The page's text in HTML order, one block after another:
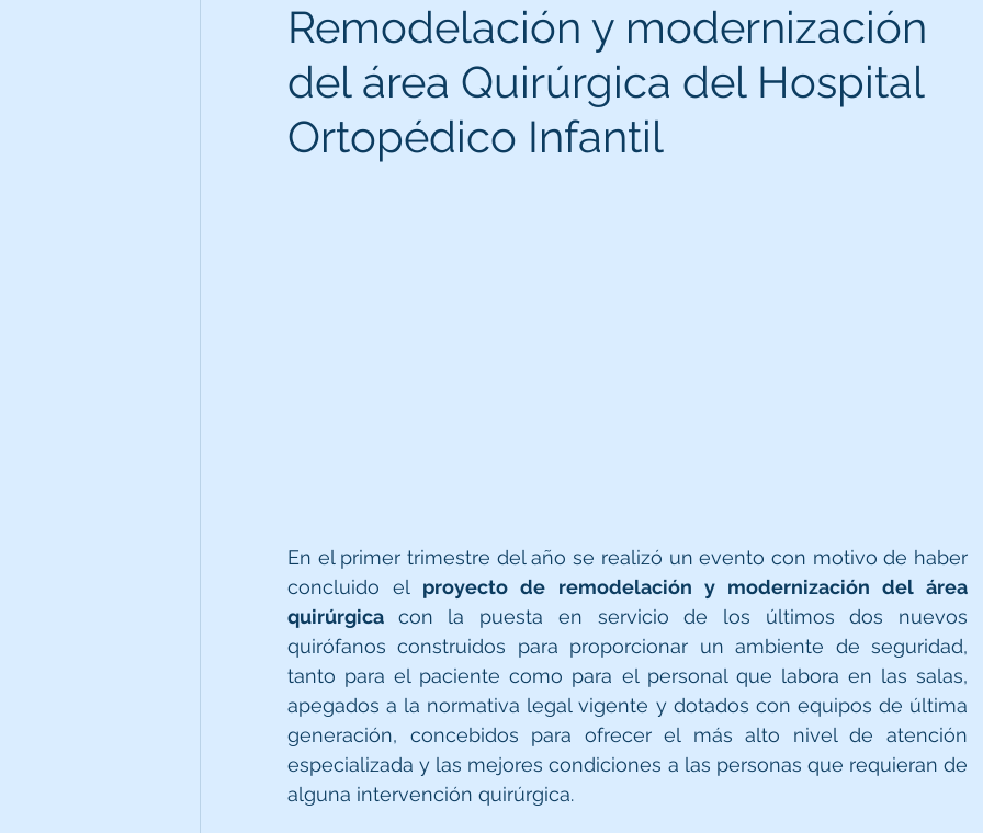
Remodelación y modernización
del área Quirúrgica del Hospital
Ortopédico Infantil
En el primer trimestre del año se realizó un evento con motivo de haber
concluido el proyecto de remodelación y modernización del área
quirúrgica con la puesta en servicio de los últimos dos nuevos
quirófanos construidos para proporcionar un ambiente de seguridad,
tanto para el paciente como para el personal que labora en las salas,
apegados a la normativa legal vigente y dotados con equipos de última
generación, concebidos para ofrecer el más alto nivel de atención
especializada y las mejores condiciones a las personas que requieran de
alguna intervención quirúrgica.